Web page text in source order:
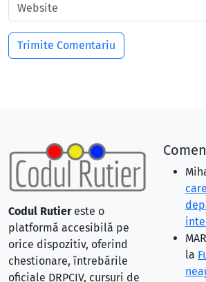
Codul Rutiereste o
platformă accesibilă pe
orice dispozitiv, oferind
chestionare, întrebările
oficiale DRPCIV, cursuri de
la